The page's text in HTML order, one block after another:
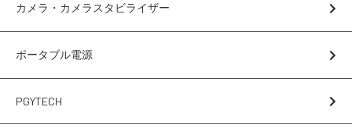
業務用ドローン・業務関連製品
水中ドローン(ROV)・水中スクーター
RC・ロボット部品
カメラ・カメラスタビライザー
ポータブル電源
PGYTECH